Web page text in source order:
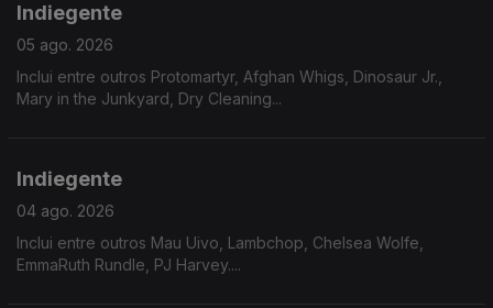
Indiegente
05 ago. 2026
Inclui entre outros Protomartyr, Afghan Whigs, Dinosaur Jr.,
Mary in the Junkyard, Dry Cleaning...
Indiegente
04 ago. 2026
Inclui entre outros Mau Uivo, Lambchop, Chelsea Wolfe,
EmmaRuth Rundle, PJ Harvey....